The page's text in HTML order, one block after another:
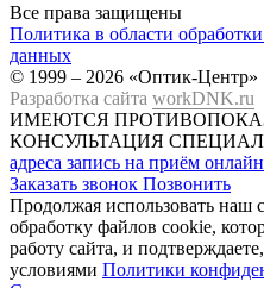
Все права защищены
Политика в области
данных
© 1999 – 2026 «Оптик-Центр»
Разработка сайта workDNK.ru
ИМЕЮТСЯ
КОНСУЛЬТАЦИЯ
адреса запись на приём
Заказать звонок Позвонить
Продолжая использовать наш
обработку файлов cookie,
работу сайта, и
условиями Политики